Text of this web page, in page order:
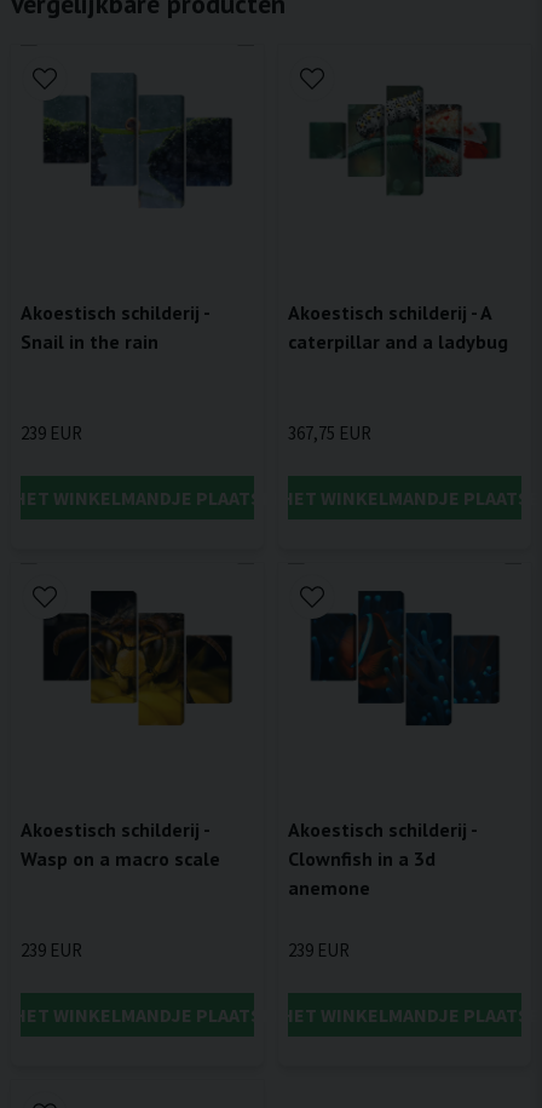
Akoestisch schilderij -
Snail in the rain
239 EUR
HET WINKELMANDJE PLAATSEN
Akoestisch schilderij - A
caterpillar and a ladybug
367,75 EUR
IN HET WINKELMANDJE
Akoestisch schilderij -
Wasp on a macro scale
239 EUR
HET WINKELMANDJE PLAATSEN
Akoestisch schilderij -
Clownfish in a 3d
anemone
239 EUR
IN HET WINKELMANDJE